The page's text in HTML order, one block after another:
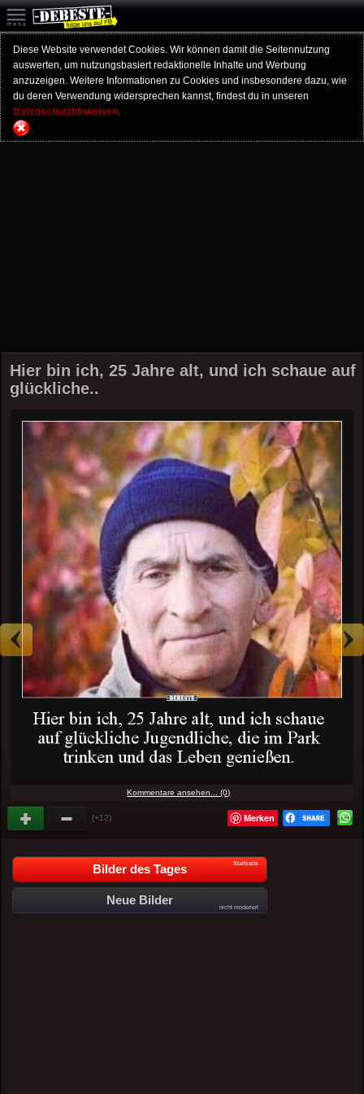
Diese Website verwendet Cookies. Wir können damit die Seitennutzung
auswerten, um nutzungsbasiert redaktionelle Inhalte und Werbung
anzuzeigen. Weitere Informationen zu Cookies und insbesondere dazu, wie
du deren Verwendung widersprechen kannst, findest du in unseren
Datenschutzhinweisen.
Hier bin ich, 25 Jahre alt, und ich schaue auf
glückliche..
Kommentare ansehen... (0)
(+12) Merken
Bilder des Tages Startseite
Neue Bilder
nicht moderiert